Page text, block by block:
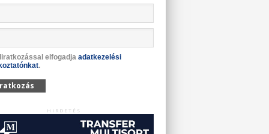
elfogadja adatkezelési
.
HIRDETÉS